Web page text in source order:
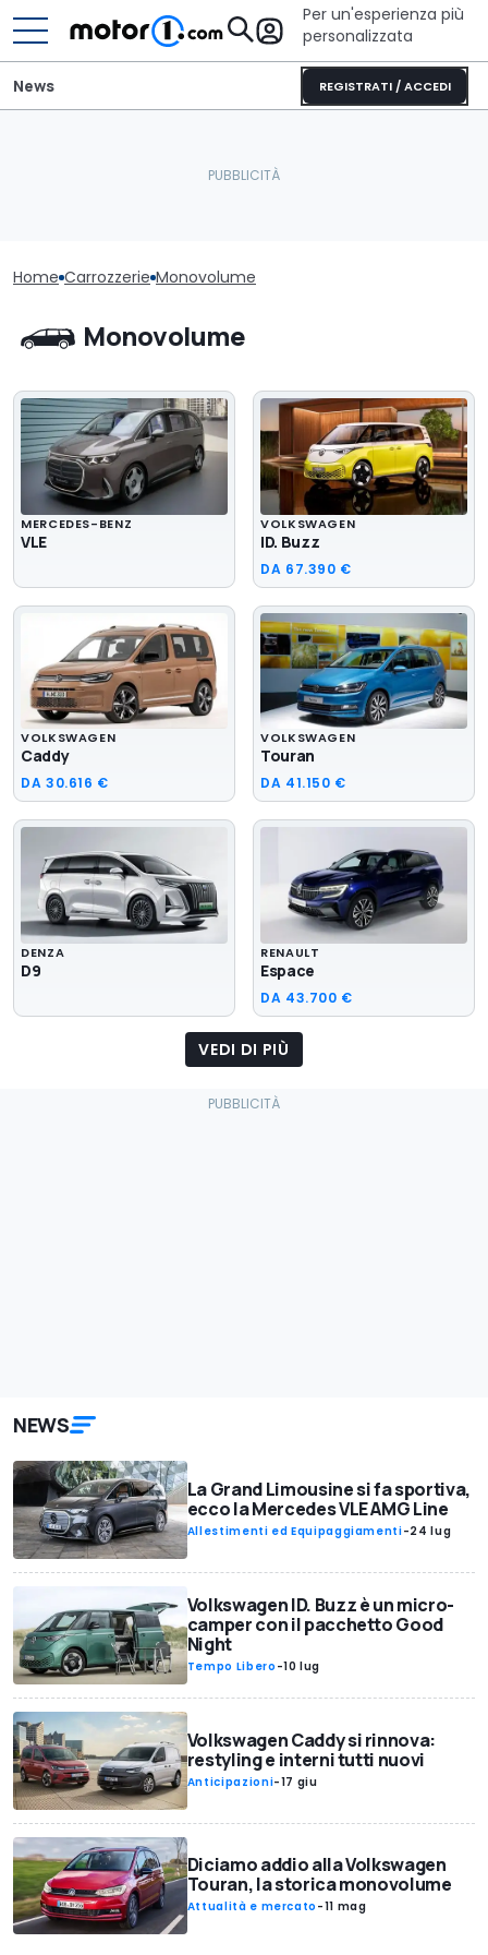
Per un'esperienza più
personalizzata
REGISTRATI / ACCEDI
News
Home Carrozzerie Monovolume
Monovolume
MERCEDES-BENZ
VLE
VOLKSWAGEN
ID. Buzz
DA 67.390 €
VOLKSWAGEN
Caddy
DA 30.616 €
VOLKSWAGEN
Touran
DA 41.150 €
DENZA
D9
RENAULT
Espace
DA 43.700 €
VEDI DI PIÙ
NEWS
La Grand Limousine si fa sportiva,
ecco la Mercedes VLE AMG Line
Allestimenti ed Equipaggiamenti-24 lug
Volkswagen ID. Buzz è un micro-
camper con il pacchetto Good
Night
Tempo Libero -10 lug
Volkswagen Caddy si rinnova:
restyling e interni tutti nuovi
Anticipazioni-17 giu
Diciamo addio alla Volkswagen
Touran, la storica monovolume
Attualità e mercato -11 mag